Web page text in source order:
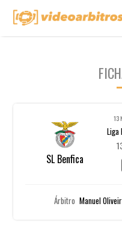
SL Benfica
13
Liga
Árbitro Manuel